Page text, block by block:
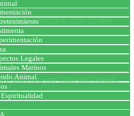
PORCINO CON CHINA
Entrevista con Gilles-Eric Séralini,
Legales
Marinos
Animal